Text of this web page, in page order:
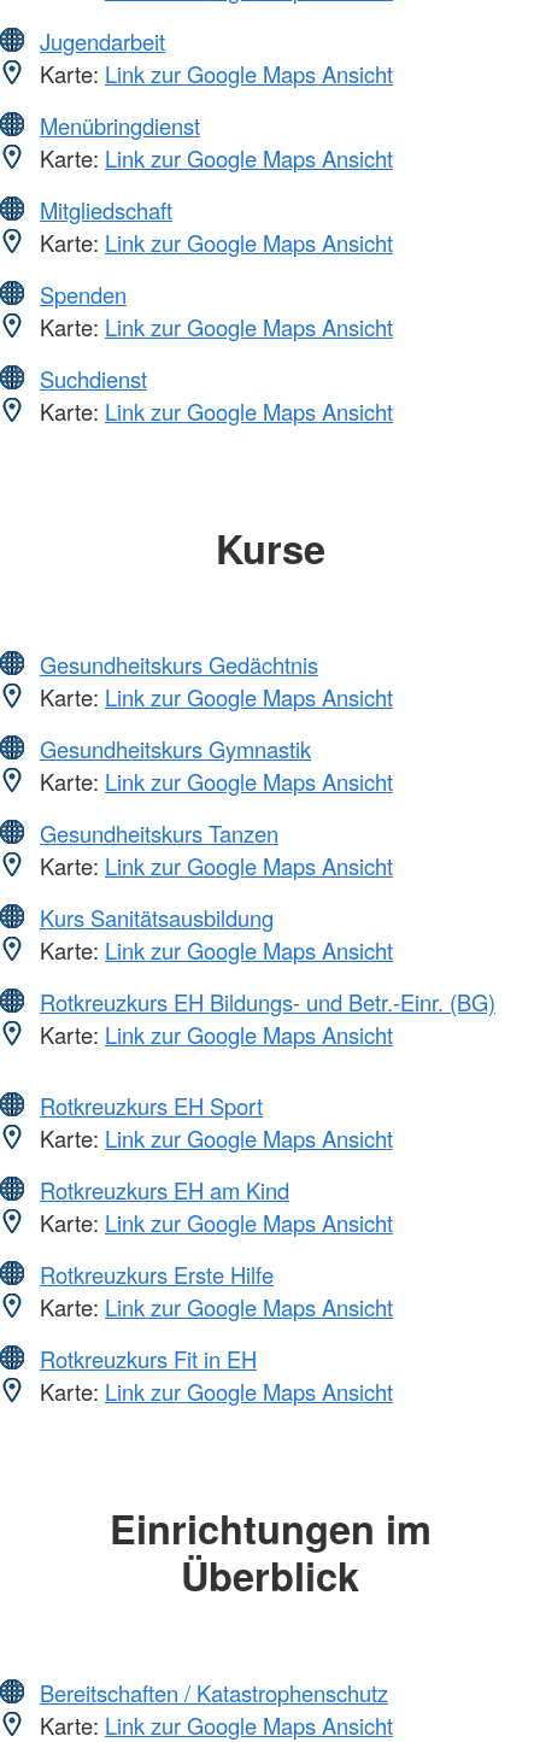
Jugendarbeit
Karte: Link zur Google Maps Ansicht
Menübringdienst
Karte: Link zur Google Maps Ansicht
Mitgliedschaft
Karte: Link zur Google Maps Ansicht
Spenden
Karte: Link zur Google Maps Ansicht
Suchdienst
Karte: Link zur Google Maps Ansicht
Kurse
Gesundheitskurs Gedächtnis
Karte: Link zur Google Maps Ansicht
Gesundheitskurs Gymnastik
Karte: Link zur Google Maps Ansicht
Gesundheitskurs Tanzen
Karte: Link zur Google Maps Ansicht
Kurs Sanitätsausbildung
Karte: Link zur Google Maps Ansicht
Rotkreuzkurs EH Bildungs- und Betr.-Einr. (BG)
Karte: Link zur Google Maps Ansicht
Rotkreuzkurs EH Sport
Karte: Link zur Google Maps Ansicht
Rotkreuzkurs EH am Kind
Karte: Link zur Google Maps Ansicht
Rotkreuzkurs Erste Hilfe
Karte: Link zur Google Maps Ansicht
Rotkreuzkurs Fit in EH
Karte: Link zur Google Maps Ansicht
Einrichtungen im
Überblick
Bereitschaften / Katastrophenschutz
Karte: Link zur Google Maps Ansicht